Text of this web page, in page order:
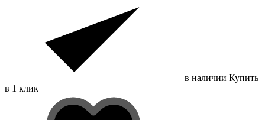
в наличии Купить
в 1 клик